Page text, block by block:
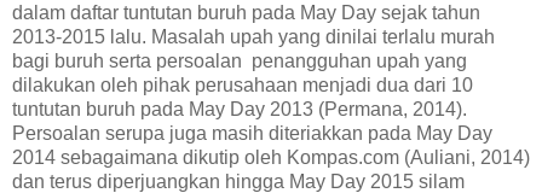
dalam daftar tuntutan buruh pada May Day sejak tahun
2013-2015 lalu. Masalah upah yang dinilai terlalu murah
bagi buruh serta persoalan penangguhan upah yang
dilakukan oleh pihak perusahaan menjadi dua dari 10
tuntutan buruh pada May Day 2013 (Permana, 2014).
Persoalan serupa juga masih diteriakkan pada May Day
2014 sebagaimana dikutip oleh Kompas.com (Auliani, 2014)
dan terus diperjuangkan hingga May Day 2015 silam